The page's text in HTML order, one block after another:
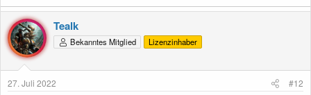
Tealk
Bekanntes Mitglied Lizenzinhaber
27. Juli 2022 #12